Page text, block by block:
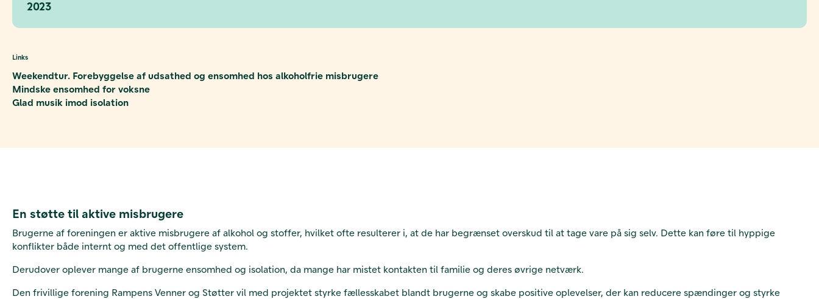
2023
Links
Weekendtur. Forebyggelse af udsathed og ensomhed hos alkoholfrie misbrugere
Mindske ensomhed for voksne
Glad musik imod isolation
En støtte til aktive misbrugere
Brugerne af foreningen er aktive misbrugere af alkohol og stoffer, hvilket ofte resulterer i, at de har begrænset overskud til at tage vare på sig selv. Dette kan føre til hyppige
konflikter både internt og med det offentlige system.
Derudover oplever mange af brugerne ensomhed og isolation, da mange har mistet kontakten til familie og deres øvrige netværk.
Den frivillige forening Rampens Venner og Støtter vil med projektet styrke fællesskabet blandt brugerne og skabe positive oplevelser, der kan reducere spændinger og styrke